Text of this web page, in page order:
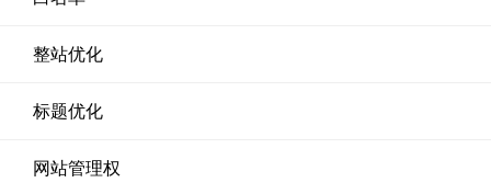
整站优化
标题优化
网站管理权